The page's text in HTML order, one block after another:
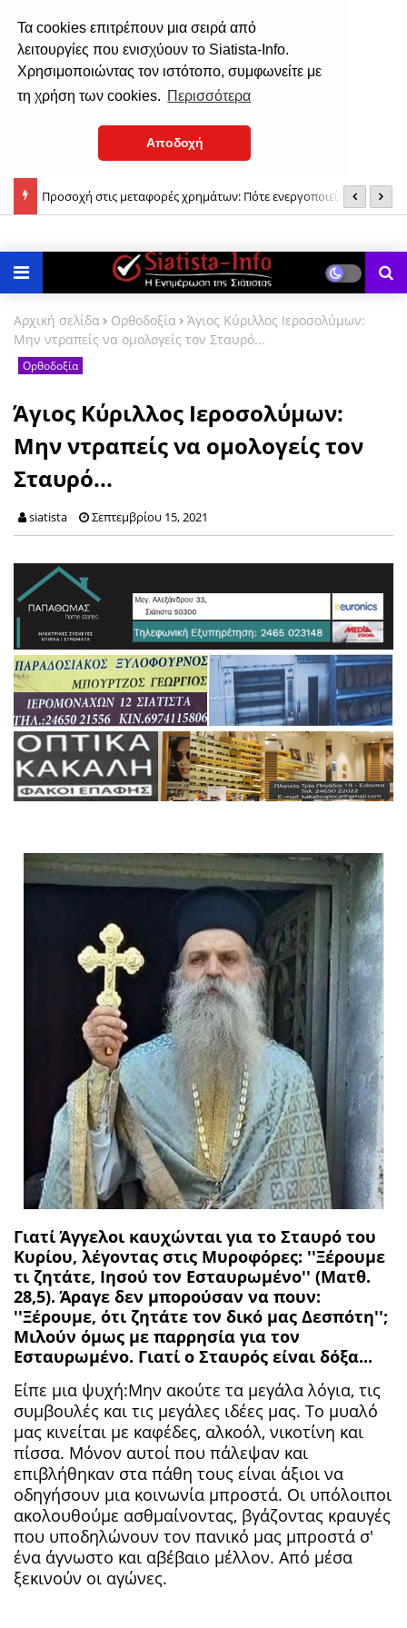
Τα cookies επιτρέπουν μια σειρά από
λειτουργίες που ενισχύουν το Siatista-Info.
Χρησιμοποιώντας τον ιστότοπο, συμφωνείτε με
τη χρήση των cookies. Περισσότερα
Αποδοχή
Προσοχή στις μεταφορές χρημάτων: Πότε ενεργοποιείται φόρος
Αρχική σελίδα Ορθοδοξία
Άγιος Κύριλλος Ιεροσολύμων:
Μην ντραπείς να ομολογείς τον Σταυρό...
Ορθοδοξία
Άγιος Κύριλλος Ιεροσολύμων:
Μην ντραπείς να ομολογείς τον
Σταυρό...
siatista Σεπτεμβρίου 15, 2021
Γιατί Άγγελοι καυχώνται για το Σταυρό του
Κυρίου, λέγοντας στις Μυροφόρες: ''Ξέρουμε
τι ζητάτε, Ιησού τον Εσταυρωμένο'' (Ματθ.
28,5). Άραγε δεν μπορούσαν να πουν:
''Ξέρουμε, ότι ζητάτε τον δικό μας Δεσπότη'';
Μιλούν όμως με παρρησία για τον
Εσταυρωμένο. Γιατί ο Σταυρός είναι δόξα...
Είπε μια ψυχή:Μην ακούτε τα μεγάλα λόγια, τις
συμβουλές και τις μεγάλες ιδέες μας. Το μυαλό
μας κινείται με καφέδες, αλκοόλ, νικοτίνη και
πίσσα. Μόνον αυτοί που πάλεψαν και
επιβλήθηκαν στα πάθη τους είναι άξιοι να
οδηγήσουν μια κοινωνία μπροστά. Οι υπόλοιποι
ακολουθούμε ασθμαίνοντας, βγάζοντας κραυγές
που υποδηλώνουν τον πανικό μας μπροστά σ'
ένα άγνωστο και αβέβαιο μέλλον. Από μέσα
ξεκινούν οι αγώνες.